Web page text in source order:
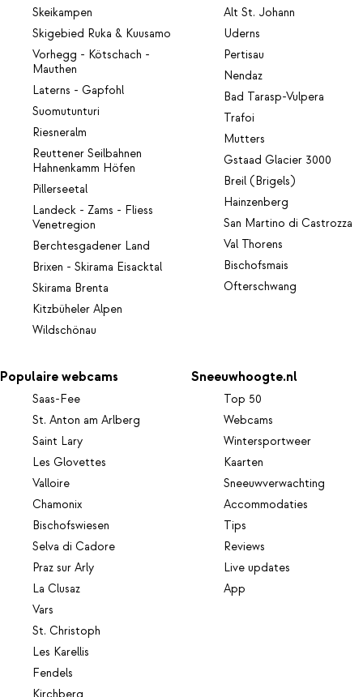
Skeikampen
Skigebied Ruka & Kuusamo
Vorhegg - Kötschach -
Mauthen
Laterns - Gapfohl
Suomutunturi
Riesneralm
Reuttener Seilbahnen
Hahnenkamm Höfen
Pillerseetal
Landeck - Zams - Fliess
Venetregion
Berchtesgadener Land
Brixen - Skirama Eisacktal
Skirama Brenta
Kitzbüheler Alpen
Wildschönau
Alt St. Johann
Uderns
Pertisau
Nendaz
Bad Tarasp-Vulpera
Trafoi
Mutters
Gstaad Glacier 3000
Breil (Brigels)
Hainzenberg
San Martino di Castrozza
Val Thorens
Bischofsmais
Ofterschwang
Populaire webcams
Saas-Fee
St. Anton am Arlberg
Saint Lary
Les Glovettes
Valloire
Chamonix
Bischofswiesen
Selva di Cadore
Praz sur Arly
La Clusaz
Vars
St. Christoph
Les Karellis
Fendels
Sneeuwhoogte.nl
Top 50
Webcams
Wintersportweer
Kaarten
Sneeuwverwachting
Accommodaties
Tips
Reviews
Live updates
App